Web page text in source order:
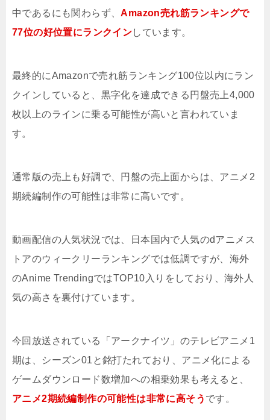
中であるにも関わらず、Amazon売れ筋ランキングで
77位の好位置にランクインしています。
最終的にAmazonで売れ筋ランキング100位以内にラン
クインしていると、黒字化を達成できる円盤売上4,000
枚以上のラインに乗る可能性が高いと言われていま
す。
通常版の売上も好調で、円盤の売上面からは、アニメ2
期続編制作の可能性は非常に高いです。
動画配信の人気状況では、日本国内で人気のdアニメス
トアのウィークリーランキングでは低調ですが、海外
のAnime TrendingではTOP10入りをしており、海外人
気の高さを裏付けています。
今回放送されている「アークナイツ」のテレビアニメ1
期は、シーズン01と銘打たれており、アニメ化による
ゲームダウンロード数増加への相乗効果も考えると、
アニメ2期続編制作の可能性は非常に高そう です。